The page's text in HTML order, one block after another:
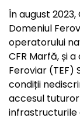
În august
Domeniul
operatorului
CFR Marfă, și
Feroviar (TEF)
condiții
accesul
infrastructurile